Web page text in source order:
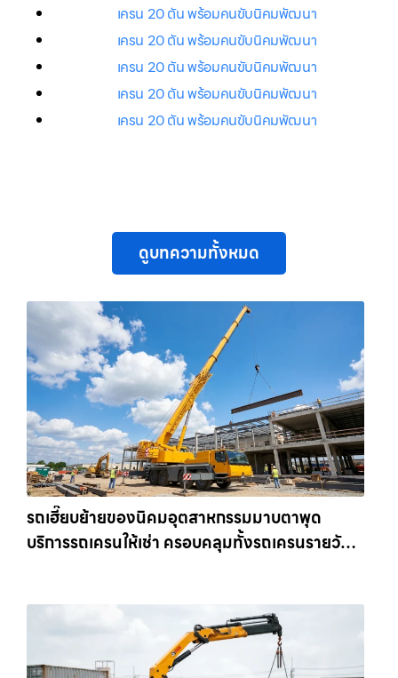
เครน 20 ตัน พร้อมคนขับนิคมพัฒนา
เครน 20 ตัน พร้อมคนขับนิคมพัฒนา
เครน 20 ตัน พร้อมคนขับนิคมพัฒนา
เครน 20 ตัน พร้อมคนขับนิคมพัฒนา
เครน 20 ตัน พร้อมคนขับนิคมพัฒนา
ดูบทความทั้งหมด
รถเฮี๊ยบย้ายของนิคมอุตสาหกรรมมาบตาพุด
บริการรถเครนให้เช่า ครอบคลุมทั้งรถเครนรายวัน